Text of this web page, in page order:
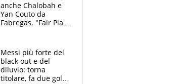
anche Chalobah e
Yan Couto da
Fabregas. "Fair Play
multa"
Messi più forte del
black out e del
diluvio: torna
titolare, fa due gol e